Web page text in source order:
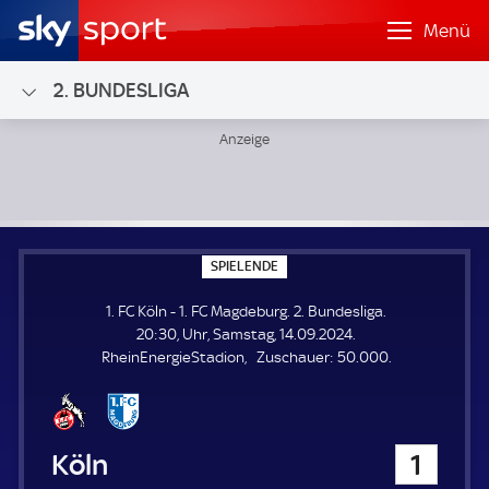
Menü
2. BUNDESLIGA
SPIELENDE
P
E
L
E
N
1. FC Köln - 1. FC Magdeburg. 2. Bundesliga.
20:30, Uhr, Samstag, 14.09.2024.
RheinEnergieStadion
Zuschauer: Z
50.000.
1. FC Köln 1